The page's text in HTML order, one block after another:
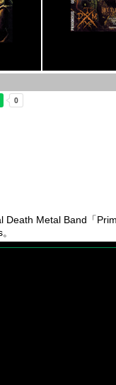
Death Metal Band「